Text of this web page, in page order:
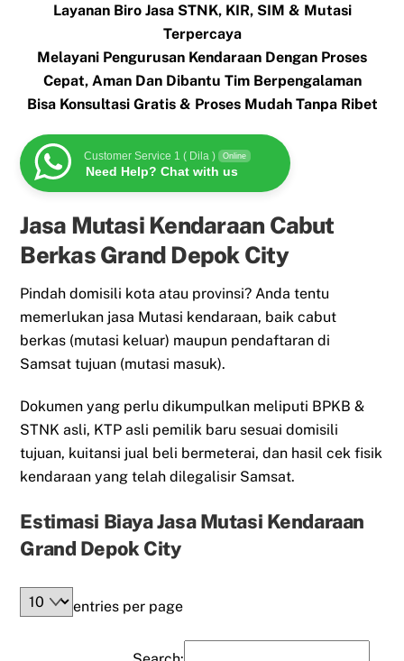
Layanan Biro Jasa STNK, KIR, SIM & Mutasi
Terpercaya
Melayani Pengurusan Kendaraan Dengan Proses
Cepat, Aman Dan Dibantu Tim Berpengalaman
Bisa Konsultasi Gratis & Proses Mudah Tanpa Ribet
Customer Service 1 ( Dila ) Online
Need Help? Chat with us
Jasa Mutasi Kendaraan Cabut
Berkas Grand Depok City
Pindah domisili kota atau provinsi? Anda tentu
memerlukan jasa Mutasi kendaraan, baik cabut
berkas (mutasi keluar) maupun pendaftaran di
Samsat tujuan (mutasi masuk).
Dokumen yang perlu dikumpulkan meliputi BPKB &
STNK asli, KTP asli pemilik baru sesuai domisili
tujuan, kuitansi jual beli bermeterai, dan hasil cek fisik
kendaraan yang telah dilegalisir Samsat.
Estimasi Biaya Jasa Mutasi Kendaraan
Grand Depok City
entries per page